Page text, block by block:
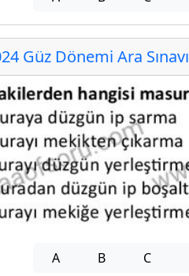
Güz Dönemi Ara Sınavı
A B C